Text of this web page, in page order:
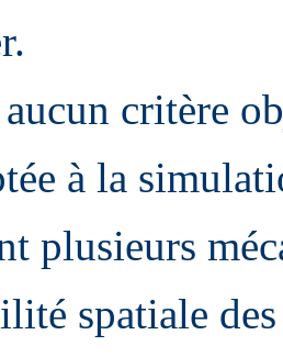
critère
à la
plusieurs
spatiale